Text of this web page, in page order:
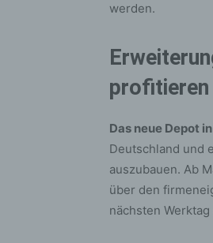
werden.
profitieren
Das neue Depot
Deutschland und
auszubauen. Ab
über den
nächsten